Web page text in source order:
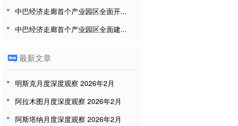
中巴经济走廊首个产业园区全面开...
中巴经济走廊首个产业园区全面建...
最新文章